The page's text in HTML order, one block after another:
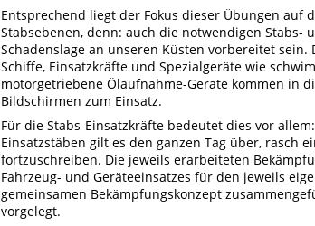
Entsprechend liegt der Fokus dieser Übungen
Stabsebenen, denn: auch die notwendigen
Schadenslage an unseren Küsten vorbereitet
Schiffe, Einsatzkräfte und Spezialgeräte wie
motorgetriebene Ölaufnahme-Geräte kommen in
Bildschirmen zum Einsatz.
Für die Stabs-Einsatzkräfte bedeutet dies vor
Einsatzstäben gilt es den ganzen Tag über, rasch
fortzuschreiben. Die jeweils erarbeiteten
Fahrzeug- und Geräteeinsatzes für den jeweils
gemeinsamen Bekämpfungskonzept
vorgelegt.